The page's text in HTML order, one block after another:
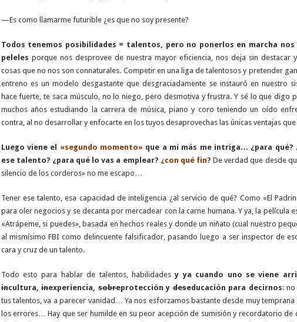
—Es como llamarme futurible ¿es que no soy presente?
Todos tenemos posibilidades = talentos, pero no ponerlos en marcha nos
peleles porque nos desprovee de nuestra mayor eficiencia, nos deja sin destacar
cosas que no nos son connaturales. Competir en una liga de talentosos y pretender
entreno es un modelo desgastante que desgraciadamente se instauró en nuestro
hace fuerte, te saca músculo, no lo niego, pero desmotiva y frustra. Y sé lo que digo
muchos años estudiando la carrera de música, piano y coro teniendo un oído
contra, al no desarrollar y enfocarte en los tuyos desaprovechas las únicas ventajas
Luego viene el «segundo momento» que a mí más me intriga… ¿para qué?
ese talento? ¿para qué lo vas a emplear? ¿con qué fin? De verdad que desde
silencio de los corderos» no me escapo…
Tener ese talento, esa capacidad de inteligencia ¿al servicio de qué? Como «El
para oler negocios y se decanta por mercadear con la carne humana. Y ya, la película
«Atrápeme, si puedes», basada en hechos reales y donde un niñato (cual nuestro
al mismísimo FBI como delincuente falsificador, pasando luego a ser inspector de
cara y cruz de un talento.
Todo esto para hablar de talentos, habilidadesy ya cuando uno se viene
incultura,inexperiencia,sobreprotección ydeseducación para decirnos:
tus talentos, va a parecer vanidad… Ya nos esforzamos bastante desde muy
los errores… Hay que ser humilde en su peor acepción de sumisión y recordatorio de